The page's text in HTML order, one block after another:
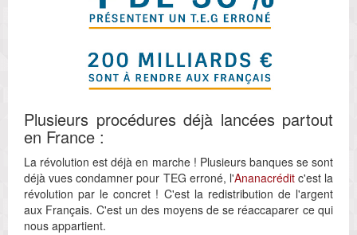
Plusieurs procédures déjà lancées partout
en France :
La révolution est déjà en marche ! Plusieurs banques se sont
déjà vues condamner pour TEG erroné, l'Ananacréditc'est la
révolution par le concret ! C'est la redistribution de l'argent
aux Français. C'est un des moyens de se réaccaparer ce qui
nous appartient.